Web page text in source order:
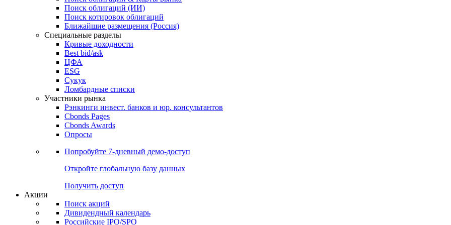
Облигации
Поиски
Поиск облигаций & Карты рынка
Поиск облигаций (ИИ)
Поиск котировок облигаций
Ближайшие размещения (Россия)
Специальные разделы
Кривые доходности
Best bid/ask
ЦФА
ESG
Сукук
Ломбардные списки
Участники рынка
Рэнкинги инвест. банков и юр. консультантов
Cbonds Pages
Cbonds Awards
Опросы
Попробуйте7-дневный
Откройте глобальную базу данных
Получить доступ